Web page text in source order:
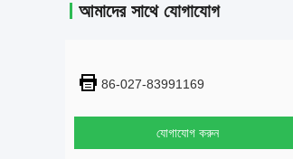
আমাদের সাথে যোগাযোগ
86-027-83991169
যোগাযোগ করুন